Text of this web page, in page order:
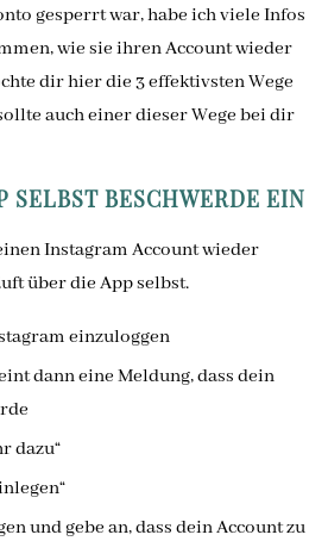
gesperrt war, habe ich viele Infos
wie sie ihren Account wieder
dir hier die 3 effektivsten Wege
auch einer dieser Wege bei dir
SELBST BESCHWERDE EIN
Instagram Account wieder
über die App selbst.
einzuloggen
dann eine Meldung, dass dein
dazu“
und gebe an, dass dein Account zu